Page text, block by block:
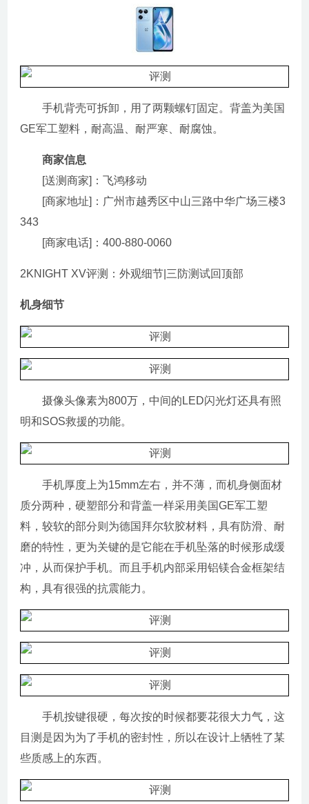
手机背壳可拆卸，用了两颗螺钉固定。背盖为美国
GE军工塑料，耐高温、耐严寒、耐腐蚀。
商家信息
[送测商家]：飞鸿移动
[商家地址]：广州市越秀区中山三路中华广场三楼3
343
[商家电话]：400-880-0060
2KNIGHT XV评测：外观细节|三防测试回顶部
机身细节
摄像头像素为800万，中间的LED闪光灯还具有照
明和SOS救援的功能。
手机厚度上为15mm左右，并不薄，而机身侧面材
质分两种，硬塑部分和背盖一样采用美国GE军工塑
料，较软的部分则为德国拜尔软胶材料，具有防滑、耐
磨的特性，更为关键的是它能在手机坠落的时候形成缓
冲，从而保护手机。而且手机内部采用铝镁合金框架结
构，具有很强的抗震能力。
手机按键很硬，每次按的时候都要花很大力气，这
目测是因为为了手机的密封性，所以在设计上牺牲了某
些质感上的东西。